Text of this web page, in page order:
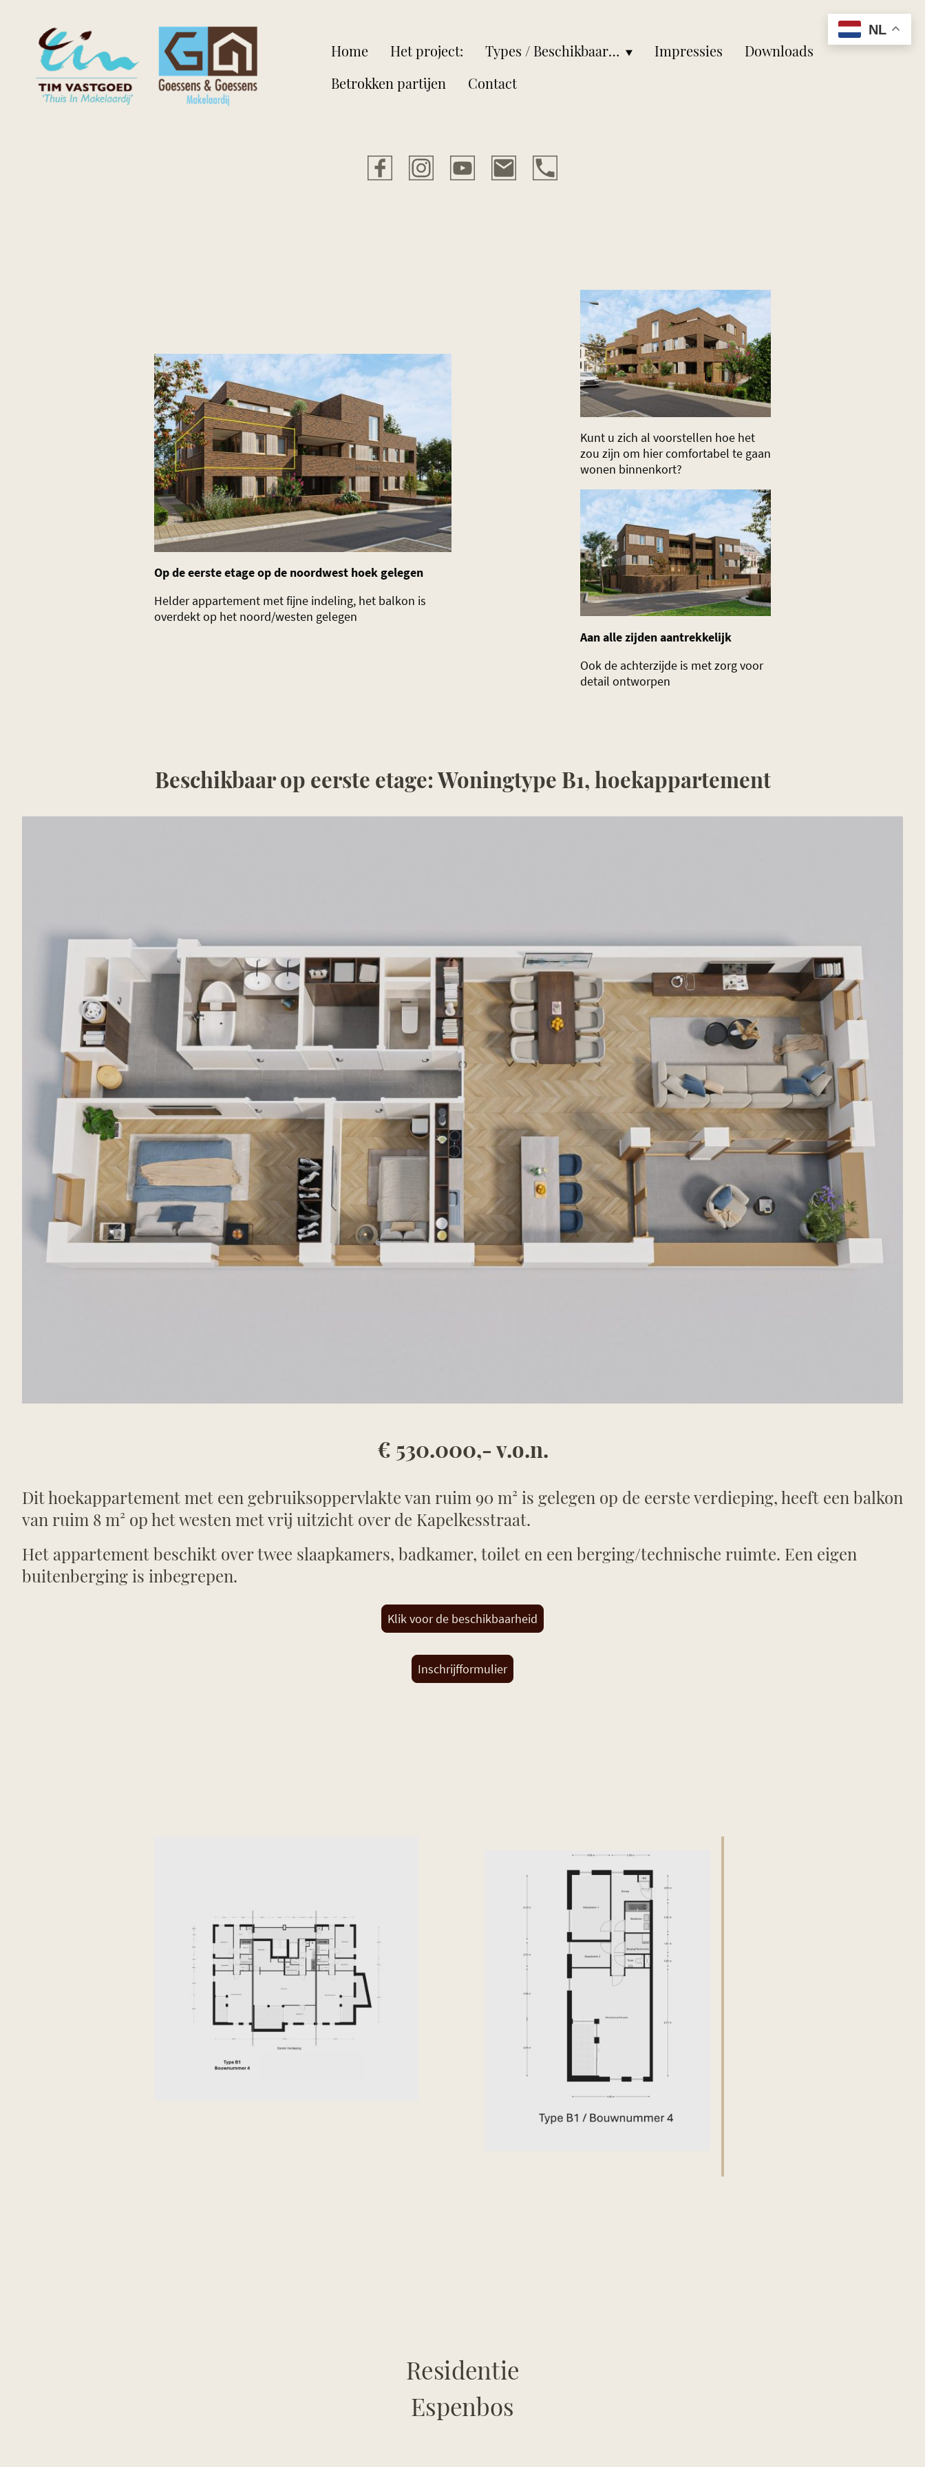
Home Het project: Types / Beschikbaarheid Impressies
Downloads
Betrokken partijen
Contact
Op de eerste etage op de noordwest hoek gelegen
Helder appartement met fijne indeling, het balkon is
overdekt op het noord/westen gelegen
Kunt u zich al voorstellen hoe het
zou zijn om hier comfortabel te gaan
wonen binnenkort?
Aan alle zijden aantrekkelijk
Ook de achterzijde is met zorg voor
detail ontworpen
Beschikbaar op eerste etage: Woningtype B1, hoekappartement
€ 530.000,- v.o.n.
Dit hoekappartement met een gebruiksoppervlakte van ruim 90 m² is gelegen op de eerste verdieping, heeft een balkon
van ruim 8 m² op het westen met vrij uitzicht over de Kapelkesstraat.
Het appartement beschikt over twee slaapkamers, badkamer, toilet en een berging/technische ruimte. Een eigen
buitenberging is inbegrepen.
Klik voor de beschikbaarheid
Inschrijfformulier
Residentie
Espenbos
NL